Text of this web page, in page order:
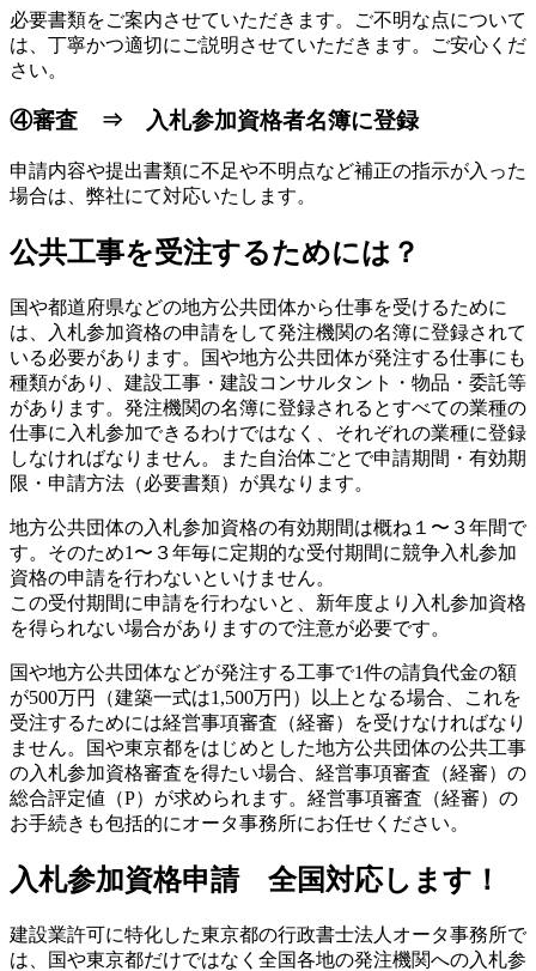
必要書類をご案内させていただきます。ご不明な点について
は、丁寧かつ適切にご説明させていただきます。ご安心くだ
さい。
④審査 ⇒ 入札参加資格者名簿に登録
申請内容や提出書類に不足や不明点など補正の指示が入った
場合は、弊社にて対応いたします。
公共工事を受注するためには？
国や都道府県などの地方公共団体から仕事を受けるために
は、入札参加資格の申請をして発注機関の名簿に登録されて
いる必要があります。国や地方公共団体が発注する仕事にも
種類があり、建設工事・建設コンサルタント・物品・委託等
があります。発注機関の名簿に登録されるとすべての業種の
仕事に入札参加できるわけではなく、それぞれの業種に登録
しなければなりません。また自治体ごとで申請期間・有効期
限・申請方法（必要書類）が異なります。
地方公共団体の入札参加資格の有効期間は概ね１〜３年間で
す。そのため1〜３年毎に定期的な受付期間に競争入札参加
資格の申請を行わないといけません。
この受付期間に申請を行わないと、新年度より入札参加資格
を得られない場合がありますので注意が必要です。
国や地方公共団体などが発注する工事で1件の請負代金の額
が500万円（建築一式は1,500万円）以上となる場合、これを
受注するためには経営事項審査（経審）を受けなければなり
ません。国や東京都をはじめとした地方公共団体の公共工事
の入札参加資格審査を得たい場合、経営事項審査（経審）の
総合評定値（P）が求められます。経営事項審査（経審）の
お手続きも包括的にオータ事務所にお任せください。
入札参加資格申請 全国対応します！
建設業許可に特化した東京都の行政書士法人オータ事務所で
は、国や東京都だけではなく全国各地の発注機関への入札参